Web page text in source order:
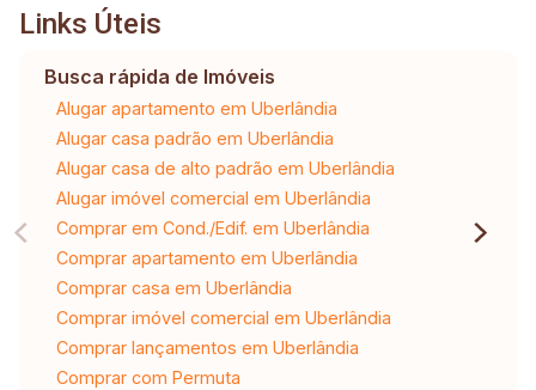
Links Úteis
Busca rápida de Imóveis
Alugar apartamento em Uberlândia
Alugar casa padrão em Uberlândia
Alugar casa de alto padrão em Uberlândia
Alugar imóvel comercial em Uberlândia
Comprar em Cond./Edif. em Uberlândia
Comprar apartamento em Uberlândia
Comprar casa em Uberlândia
Comprar imóvel comercial em Uberlândia
Comprar lançamentos em Uberlândia
Comprar com Permuta